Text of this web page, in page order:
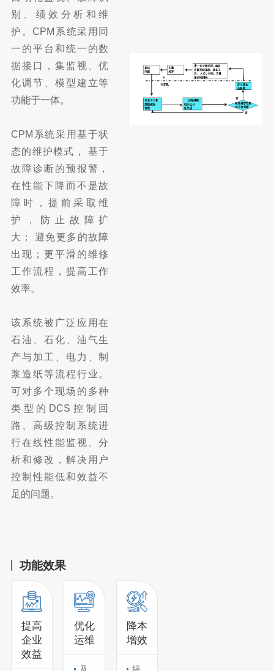
别、绩效分析和维
护。CPM系统采用同
一的平台和统一的数
据接口，集监视、优
化调节、模型建立等
功能于一体。
CPM系统采用基于状
态的维护模式， 基于
故障诊断的预报警，
在性能下降而不是故
障时，提前采取维
护，防止故障扩
大； 避免更多的故障
出现；更平滑的维修
工作流程，提高工作
效率。
该系统被广泛应用在
石油、石化、油气生
产与加工、电力、制
浆造纸等流程行业。
可对多个现场的多种
类型的DCS控制回
路、高级控制系统进
行在线性能监视、分
析和修改，解决用户
控制性能低和效益不
足的问题。
功能效果
提高
企业
效益
优化
运维
降本
增效